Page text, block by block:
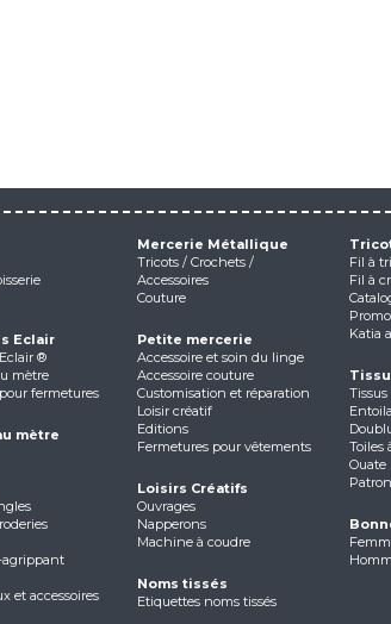
Eclair
®
mètre
fermetures
mètre
agrippant
et accessoires
Mercerie Métallique
Tricots / Crochets /
Accessoires
Couture
Petite mercerie
Accessoire et soin du linge
Accessoire couture
Customisation et réparation
Loisir créatif
Editions
Fermetures pour vêtements
Loisirs Créatifs
Ouvrages
Napperons
Machine à coudre
Noms tissés
Etiquettes noms tissés
Fil à
Fil à
Katia
Tissus
Toiles
Ouate
Patron